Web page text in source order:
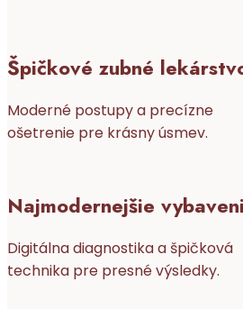
Špičkové zubné
Moderné postupy a precízne
ošetrenie pre krásny úsmev.
Najmodernejšie
Digitálna diagnostika a špičková
technika pre presné výsledky.